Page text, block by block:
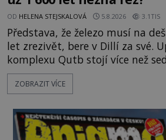
OD HELENA STEJSKALOVÁ 5.8.2026 3.1TIS
Představa, že železo musí na
let zrezivět, bere v Dillí za své.
komplexu Qutb stojí více než
železný sloup, který už přibližně
počasí s jen nepatrnými stopami
ztracených technologiích či
materiálech. Moderní
ZOBRAZIT VÍCE